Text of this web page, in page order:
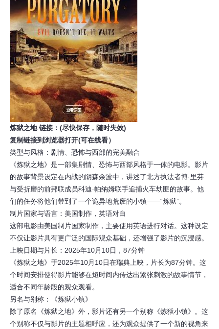
炼狱之地 链接：(尽快保存，随时失效)
复制链接到浏览器打开(可在线看）
类型与风格：剧情、恐怖与西部的完美融合
《炼狱之地》是一部集剧情、恐怖与西部风格于一体的电影。影片
的故事背景设定在内战的阴森余波中，讲述了北方执法者博·里芬
与受折磨的前邦联成员科迪·帕纳姆联手追捕火车劫匪的故事。他
们的任务将他们带到了一个诡异地荒废的小镇——“炼狱”。
制片国家与语言：美国制作，英语对白
这部电影由美国制片国家制作，主要使用英语进行对话。这种设定
不仅让影片具有更广泛的国际观众基础，还增强了影片的沉浸感。
上映日期与片长：2025年10月10日，87分钟
《炼狱之地》于2025年10月10日在瑞典上映，片长为87分钟。这
个时间安排使得影片能够在短时间内传达出紧张刺激的故事情节，
适合不同年龄段的观众观看。
另名与别称：《炼狱小镇》
除了原名《炼狱之地》外，影片还有另一个别称《炼狱小镇》。这
个别称不仅与影片的主题相呼应，还为观众提供了一个新的视角来